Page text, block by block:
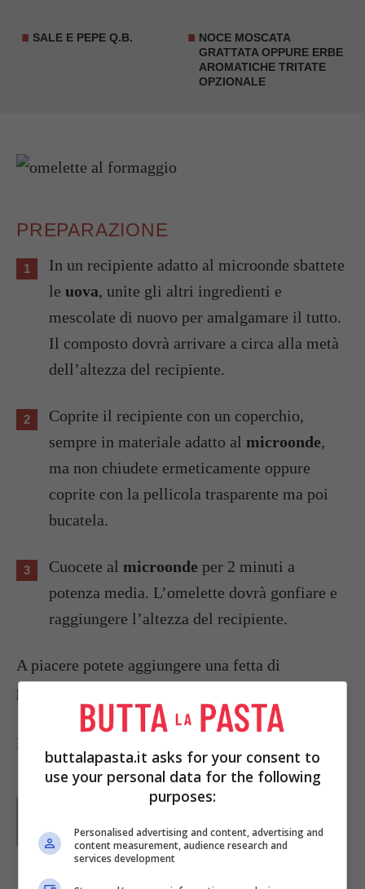
SALE E PEPE Q.B.
NOCE MOSCATA
GRATTATA OPPURE ERBE
AROMATICHE TRITATE
OPZIONALE
PREPARAZIONE
In un recipiente adatto al microonde sbattete
le uova, unite gli altri ingredienti e
mescolate di nuovo per amalgamare il tutto.
Il composto dovrà arrivare a circa alla metà
dell’altezza del recipiente.
Coprite il recipiente con un coperchio,
sempre in materiale adatto al microonde,
ma non chiudete ermeticamente oppure
coprite con la pellicola trasparente ma poi
bucatela.
Cuocete al microonde per 2 minuti a
potenza media. L’omelette dovrà gonfiare e
raggiungere l’altezza del recipiente.
A piacere potete aggiungere una fetta di
prosciutto cotto.
Foto di
GIeGI
2013, spaziando tra tutte le tipologie di ricette, con un
occhio di riguardo a quelle della tradizione regionale.
buttalapasta.it asks for your consent to
use your personal data for the following
purposes:
Personalised advertising and content, advertising and
content measurement, audience research and
services development